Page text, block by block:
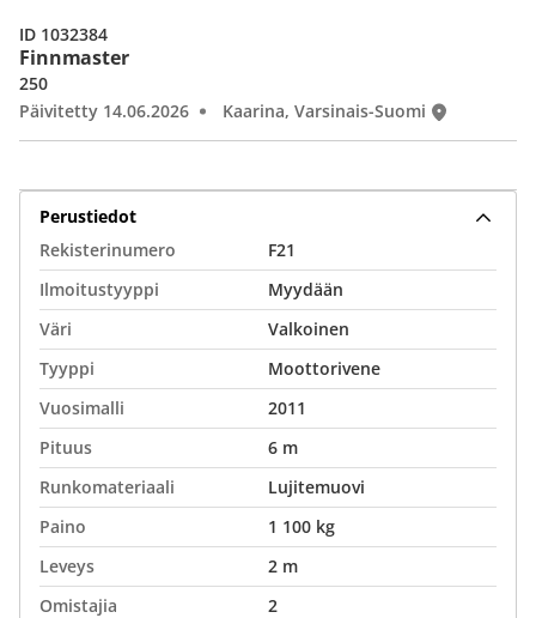
Finnmaster
250
Päivitetty 14.06.2026
Kaarina, Varsinais-Suomi
ID 1032384
Perustiedot
Rekisterinumero
F21
Ilmoitustyyppi
Myydään
Väri
Valkoinen
Tyyppi
Moottorivene
Vuosimalli
2011
Pituus
6 m
Runkomateriaali
Lujitemuovi
Paino
1 100 kg
Leveys
2 m
Omistajia
2